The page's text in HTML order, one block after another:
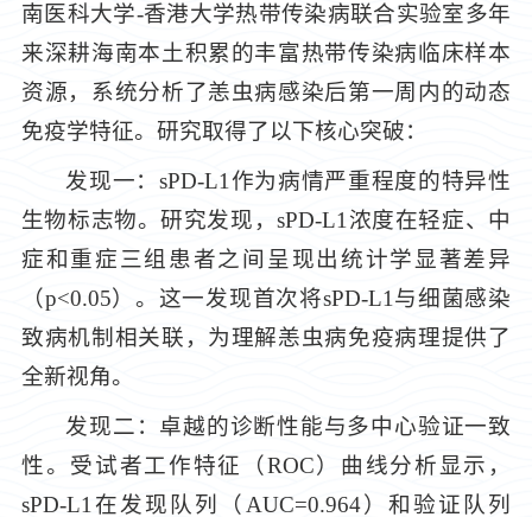
南医科大学-香港大学热带传染病联合实验室多年
来深耕海南本土积累的丰富热带传染病临床样本
资源，系统分析了恙虫病感染后第一周内的动态
免疫学特征。研究取得了以下核心突破：
发现一：sPD-L1作为病情严重程度的特异性
生物标志物。研究发现，sPD-L1浓度在轻症、中
症和重症三组患者之间呈现出统计学显著差异
（p<0.05）。这一发现首次将sPD-L1与细菌感染
致病机制相关联，为理解恙虫病免疫病理提供了
全新视角。
发现二：卓越的诊断性能与多中心验证一致
性。受试者工作特征（ROC）曲线分析显示，
sPD-L1在发现队列（AUC=0.964）和验证队列